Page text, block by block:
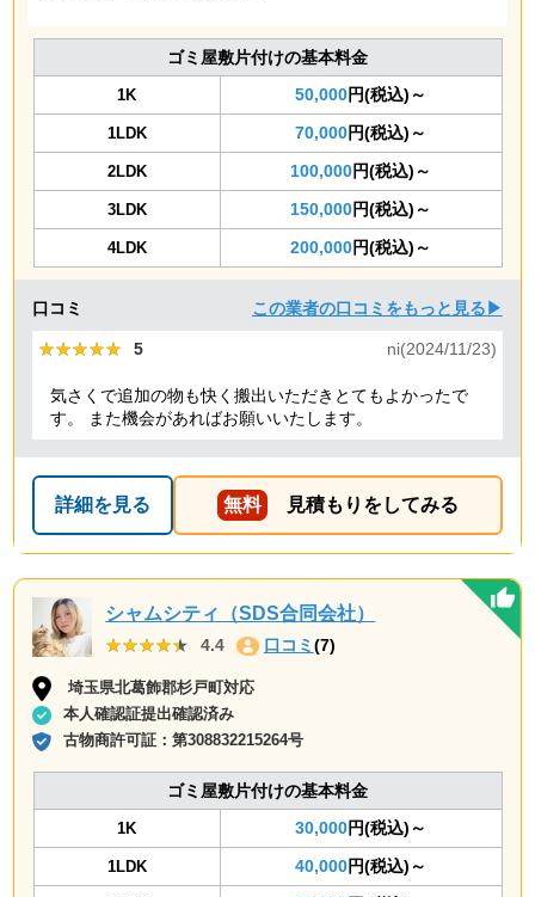
ゴミ屋敷片付けの基本料金
1K 50,000円(税込)～
1LDK 70,000円(税込)～
2LDK 100,000円(税込)～
3LDK 150,000円(税込)～
4LDK 200,000円(税込)～
口コミ この業者の口コミをもっと見る▶
★★★★★
★★★★★ 5 ni(2024/11/23)
気さくで追加の物も快く搬出いただきとてもよかったで
す。 また機会があればお願いいたします。
詳細を見る 無料 見積もりをしてみる
シャムシティ（SDS合同会社）
★★★★★
★★★★★ 4.4 口コミ (7)
埼玉県北葛飾郡杉戸町対応
本人確認証提出確認済み
古物商許可証：第308832215264号
ゴミ屋敷片付けの基本料金
1K 30,000円(税込)～
1LDK 40,000円(税込)～